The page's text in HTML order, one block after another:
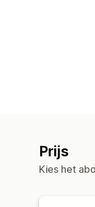
Prijs
Kies het